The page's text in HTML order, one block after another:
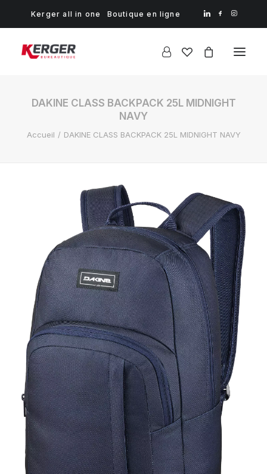
Kerger all in one Boutique en ligne
DAKINE CLASS BACKPACK 25L MIDNIGHT
NAVY
Accueil DAKINE CLASS BACKPACK 25L MIDNIGHT NAVY